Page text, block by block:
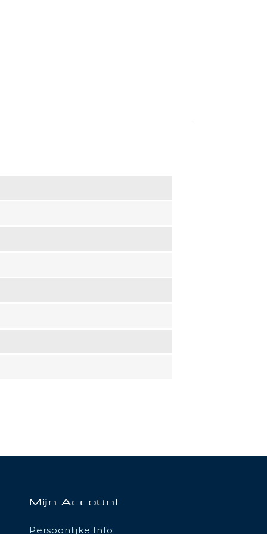
Mijn Account
Persoonlijke Info